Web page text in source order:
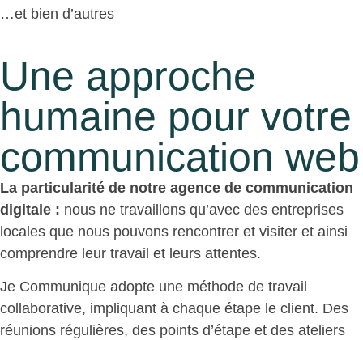
…et bien d’autres
Une approche
humaine pour votre
communication web
La particularité de notre agence de communication
digitale : nous ne travaillons qu’avec des entreprises
locales que nous pouvons rencontrer et visiter et ainsi
comprendre leur travail et leurs attentes.
Je Communique adopte une méthode de travail
collaborative, impliquant à chaque étape le client. Des
réunions régulières, des points d’étape et des ateliers